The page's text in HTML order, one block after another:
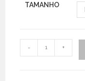
TAMANHO
Quantidade
de
- +